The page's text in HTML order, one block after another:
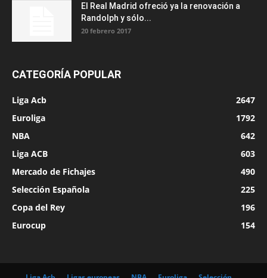
El Real Madrid ofreció ya la renovación a
Randolph y sólo...
20 febrero 2017
CATEGORÍA POPULAR
Liga Acb
2647
Euroliga
1792
NBA
642
Liga ACB
603
Mercado de Fichajes
490
Selección Española
225
Copa del Rey
196
Eurocup
154